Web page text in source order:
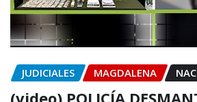
JUDICIALES MAGDALENA
(video) POLICÍA